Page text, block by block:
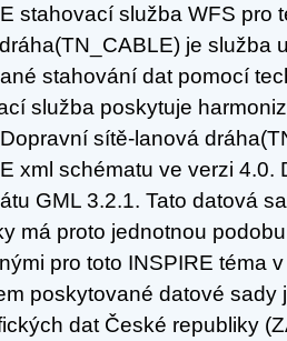
stahovací služba WFS pro
je služba
stahování dat pomocí
služba poskytuje
sítě-lanová
xml schématu ve verzi 4.0.
GML 3.2.1. Tato datová
má proto jednotnou
pro toto INSPIRE téma
poskytované datové sady
dat České republiky